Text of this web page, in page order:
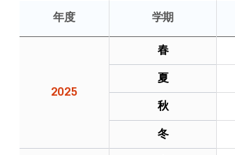
年度 学期
2025
春
夏
秋
冬